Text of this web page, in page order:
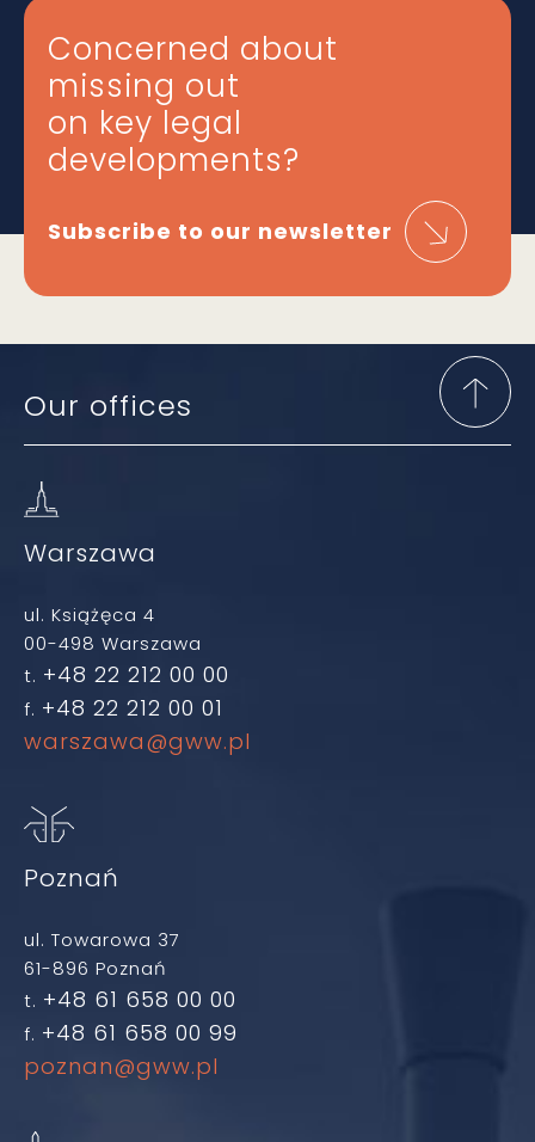
Concerned about
missing out
on key legal
developments?
Subscribe to our newsletter
Our offices
Warszawa
ul. Książęca 4
00-498 Warszawa
t. +48 22 212 00 00
f. +48 22 212 00 01
warszawa@gww.pl
Poznań
ul. Towarowa 37
61-896 Poznań
t. +48 61 658 00 00
f. +48 61 658 00 99
poznan@gww.pl